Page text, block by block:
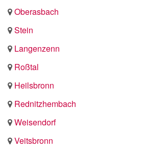
Oberasbach
Stein
Langenzenn
Roßtal
Heilsbronn
Rednitzhembach
Weisendorf
Veitsbronn